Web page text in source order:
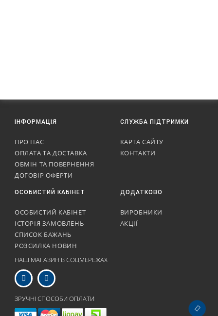
ІНФОРМАЦІЯ
ПРО НАС
ОПЛАТА ТА ДОСТАВКА
ОБМІН ТА ПОВЕРНЕННЯ
ДОГОВІР ОФЕРТИ
СЛУЖБА ПІДТРИМКИ
КАРТА САЙТУ
КОНТАКТИ
ОСОБИСТИЙ КАБІНЕТ
ОСОБИСТИЙ КАБІНЕТ
ІСТОРІЯ ЗАМОВЛЕНЬ
СПИСОК БАЖАНЬ
РОЗСИЛКА НОВИН
ДОДАТКОВО
ВИРОБНИКИ
АКЦІЇ
НАШ МАГАЗИН В СОЦМЕРЕЖАХ
ЗРУЧНІ СПОСОБИ ОПЛАТИ